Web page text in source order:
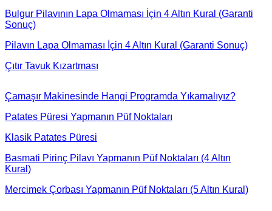
Bulgur Pilavının Lapa Olmaması İçin 4 Altın Kural (Garanti
Sonuç)
Pilavın Lapa Olmaması İçin 4 Altın Kural (Garanti Sonuç)
Çıtır Tavuk Kızartması
Çamaşır Makinesinde Hangi Programda Yıkamalıyız?
Patates Püresi Yapmanın Püf Noktaları
Klasik Patates Püresi
Basmati Pirinç Pilavı Yapmanın Püf Noktaları (4 Altın
Kural)
Mercimek Çorbası Yapmanın Püf Noktaları (5 Altın Kural)